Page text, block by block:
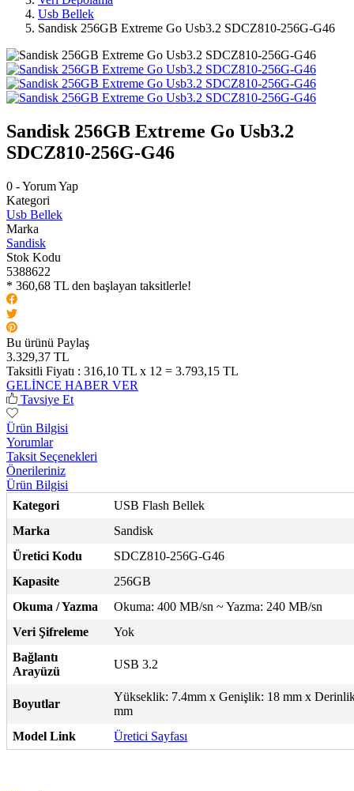
Usb Bellek
Sandisk 256GB Extreme Go Usb3.2 SDCZ810-256G-G46
Sandisk 256GB Extreme Go Usb3.2
SDCZ810-256G-G46
0 - Yorum Yap
Kategori
Usb Bellek
Marka
Sandisk
Stok Kodu
5388622
* 360,68 TL den başlayan taksitlerle!
Bu ürünü Paylaş
3.329,37 TL
Taksitli Fiyatı : 316,10 TL x 12 = 3.793,15 TL
GELİNCE HABER VER
Tavsiye Et
Ürün Bilgisi
Yorumlar
Taksit Seçenekleri
Önerileriniz
Ürün Bilgisi
Kategori
USB Flash Bellek
Marka
Sandisk
Üretici Kodu
SDCZ810-256G-G46
Kapasite
256GB
Okuma / Yazma
Okuma: 400 MB/sn ~ Yazma: 240 MB/sn
Veri Şifreleme
Yok
Bağlantı
Arayüzü
USB 3.2
Boyutlar
Yükseklik: 7.4mm x Genişlik: 18 mm x
mm
Model Link
Üretici Sayfası